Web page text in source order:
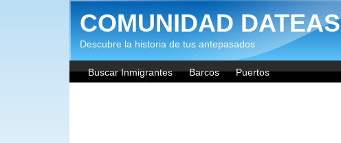
Pasar al contenido principal
COMUNIDAD DATEAS
Descubre la historia de tus antepasados
Buscar Inmigrantes Barcos Puertos